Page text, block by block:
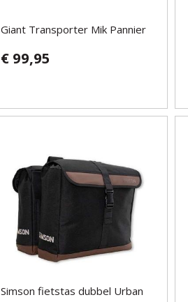
Giant Transporter Mik Pannier
€ 99,95
Simson fietstas dubbel Urban